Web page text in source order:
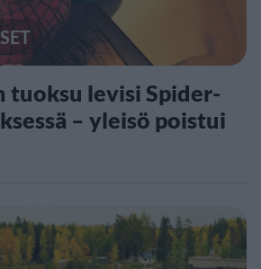
tuoksu levisi Spider-
– yleisö poistui